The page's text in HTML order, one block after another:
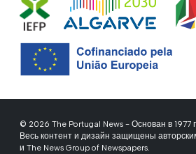
© 2026 The Portugal News - Основан в 1977
Весь контент и дизайн защищены
и The News Group of Newspapers.